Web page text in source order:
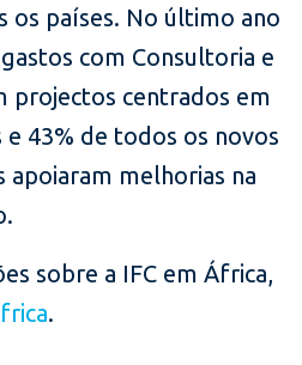
os países. No último ano
com Consultoria e
projectos centrados em
e 43% de todos os novos
apoiaram melhorias na
sobre a IFC em África,
.